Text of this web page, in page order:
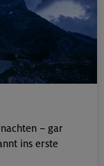
– gar
ins erste